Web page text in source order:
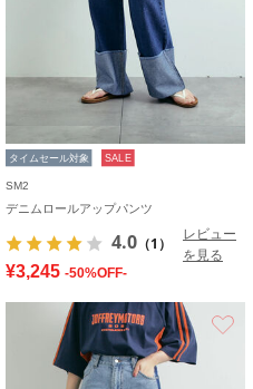
タイムセール対象 SALE
SM2
デニムロールアップパンツ
4.0 （1）
レビュー
を見る
¥3,245 -50%OFF-